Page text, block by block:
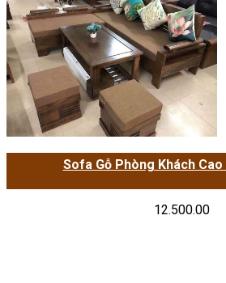
Sofa Gỗ Phòng Khách Cao
12.500.00